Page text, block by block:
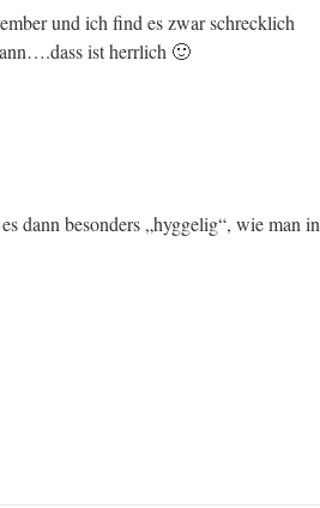
und ich find es zwar schrecklich
ist herrlich 🙂
dann besonders „hyggelig“, wie man in